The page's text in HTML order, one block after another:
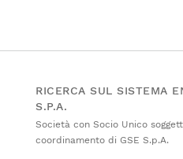
RICERCA SUL SISTEMA
S.P.A.
Società con Socio Unico
coordinamento di GSE S.p.A.